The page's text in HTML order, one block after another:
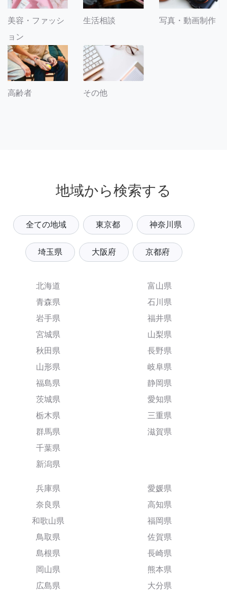
美容・ファッシ
ョン
生活相談 写真・動画制作
高齢者 その他
地域から検索する
全ての地域 東京都 神奈川県
埼玉県 大阪府 京都府
北海道
青森県
岩手県
宮城県
秋田県
山形県
福島県
茨城県
栃木県
群馬県
千葉県
新潟県
富山県
石川県
福井県
山梨県
長野県
岐阜県
静岡県
愛知県
三重県
滋賀県
兵庫県
奈良県
和歌山県
鳥取県
島根県
岡山県
広島県
愛媛県
高知県
福岡県
佐賀県
長崎県
熊本県
大分県